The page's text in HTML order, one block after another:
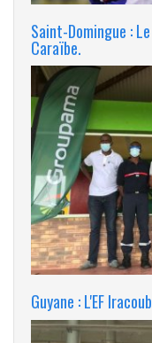
Saint-Domingue :
Caraïbe.
Guyane : L'EF